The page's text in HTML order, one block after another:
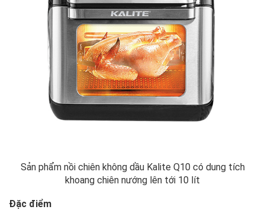
Sản phẩm nồi chiên không dầu Kalite Q10 có dung tích
khoang chiên nướng lên tới 10 lít
Đặc điểm